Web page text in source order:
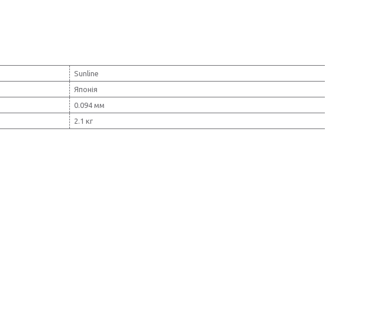
Sunline
Японія
0.094 мм
2.1 кг